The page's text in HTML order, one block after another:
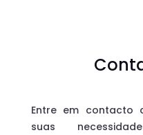
Entre em contacto
suas